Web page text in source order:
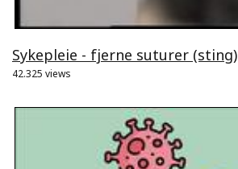
Sykepleie - fjerne suturer (sting)
42.325 views